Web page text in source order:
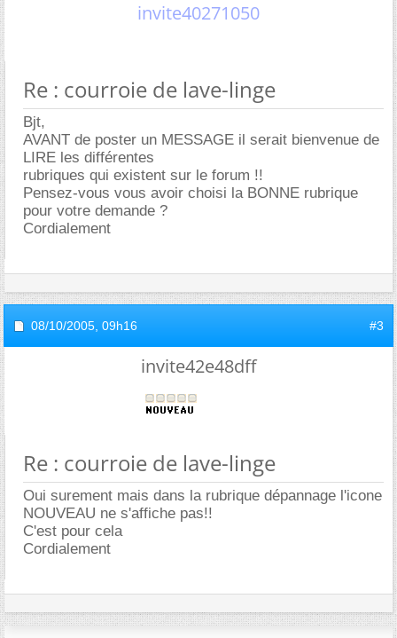
invite40271050
Re : courroie de lave-linge
Bjt,
AVANT de poster un MESSAGE il serait bienvenue de
LIRE les différentes
rubriques qui existent sur le forum !!
Pensez-vous vous avoir choisi la BONNE rubrique
pour votre demande ?
Cordialement
08/10/2005, 09h16 #3
invite42e48dff
Re : courroie de lave-linge
Oui surement mais dans la rubrique dépannage l'icone
NOUVEAU ne s'affiche pas!!
C'est pour cela
Cordialement